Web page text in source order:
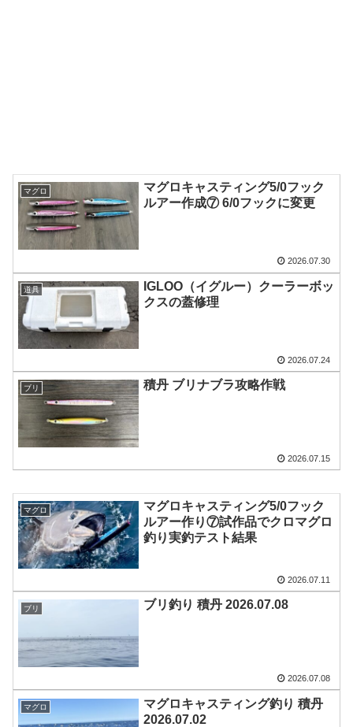
マグロ
マグロキャスティング5/0フック
ルアー作成⑦ 6/0フックに変更
2026.07.30
道具
IGLOO（イグルー）クーラーボッ
クスの蓋修理
2026.07.24
ブリ 積丹 ブリナブラ攻略作戦
2026.07.15
マグロ
マグロキャスティング5/0フック
ルアー作り⑦試作品でクロマグロ
釣り実釣テスト結果
2026.07.11
ブリ ブリ釣り 積丹 2026.07.08
2026.07.08
マグロ
マグロキャスティング釣り 積丹
2026.07.02